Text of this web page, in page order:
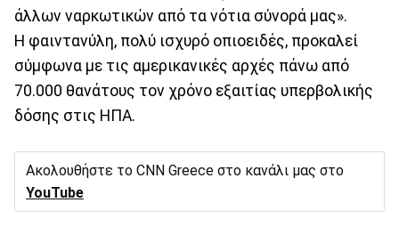
άλλων ναρκωτικών από τα νότια σύνορά μας».
Η φαιντανύλη, πολύ ισχυρό οπιοειδές, προκαλεί
σύμφωνα με τις αμερικανικές αρχές πάνω από
70.000 θανάτους τον χρόνο εξαιτίας υπερβολικής
δόσης στις ΗΠΑ.
Ακολουθήστε το CNN Greece στο κανάλι μας στο
YouTube